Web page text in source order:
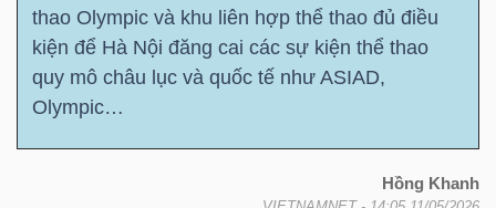
thao Olympic và khu liên hợp thể thao đủ điều
kiện để Hà Nội đăng cai các sự kiện thể thao
quy mô châu lục và quốc tế như ASIAD,
Olympic…
Hồng Khanh
NGUYÊN